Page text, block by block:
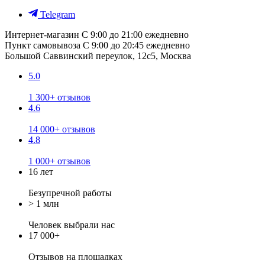
Telegram
Интернет-магазин С 9:00 до 21:00 ежедневно
Пункт самовывоза С 9:00 до 20:45 ежедневно
Большой Саввинский переулок, 12с5, Москва
5.0
1 300+ отзывов
4.6
14 000+ отзывов
4.8
1 000+ отзывов
16 лет
Безупречной работы
> 1 млн
Человек выбрали нас
17 000+
Отзывов на площадках